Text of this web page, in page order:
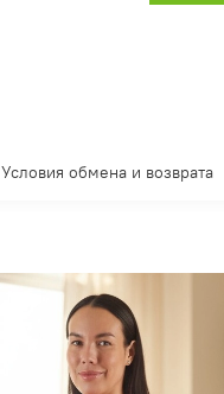
Условия обмена и возврата